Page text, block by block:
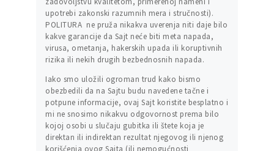
upotrebi zakonski razumnih mera i stručnosti).
POLITURA ne pruža nikakva uverenja niti daje bilo
kakve garancije da Sajt neće biti meta napada,
virusa, ometanja, hakerskih upada ili koruptivnih
rizika ili nekih drugih bezbednosnih napada.
Iako smo uložili ogroman trud kako bismo
obezbedili da na Sajtu budu navedene tačne i
potpune informacije, ovaj Sajt koristite besplatno i
mi ne snosimo nikakvu odgovornost prema bilo
kojoj osobi u slučaju gubitka ili štete koja je
direktan ili indirektan rezultat njegovog ili njenog
korišćenja ovog Sajta (ili nemogućnosti